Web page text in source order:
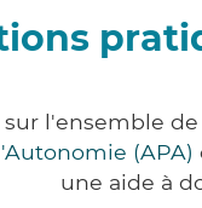
l'ensemble
(APA)
une aide à